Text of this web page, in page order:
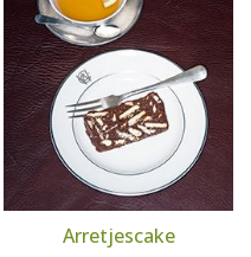
Arretjescake